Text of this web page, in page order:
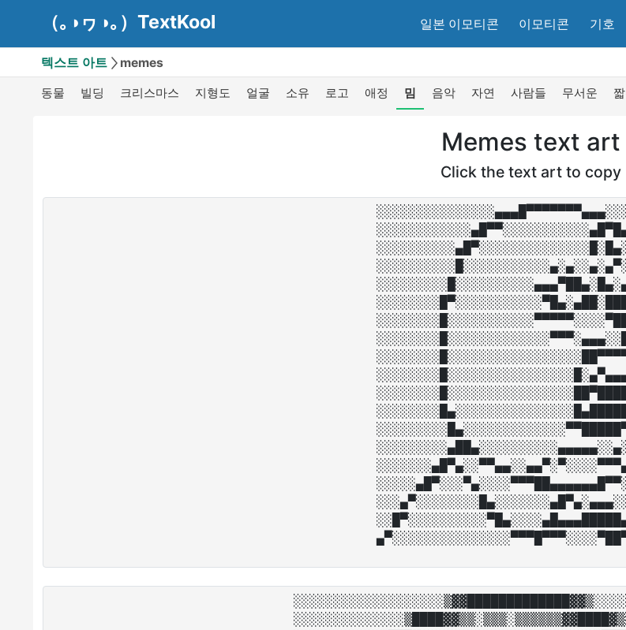
（｡◑ヮ◑｡）TextKool 일본 이모티콘 이모티콘 기호
텍스트 아트 memes
동물 빌딩 크리스마스 지형도 얼굴 소유 로고 애정 밈 음악 자연 사람들 무서운
Memes text art
Click the text art to copy